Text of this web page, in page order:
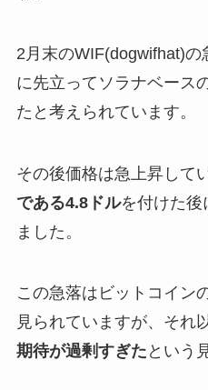
2月末のWIF(dogwifhat)
に先立ってソラナベース
たと考えられています。
その後価格は急上昇して
である4.8ドルを付けた後
ました。
この急落はビットコイン
見られていますが、それ
期待が過剰すぎた という